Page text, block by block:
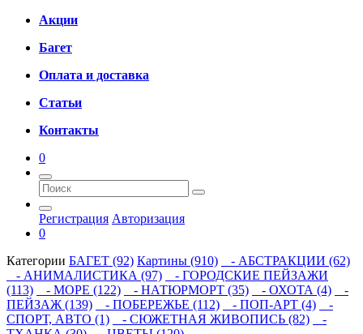
Акции
Багет
Оплата и доставка
Статьи
Контакты
0
Регистрация Авторизация
0
Категории БАГЕТ (92) Картины (910)
- АБСТРАКЦИИ (62)
- АНИМАЛИСТИКА (97)
- ГОРОДСКИЕ ПЕЙЗАЖИ
(113)
- МОРЕ (122) - НАТЮРМОРТ (35) - ОХОТА (4)
-
ПЕЙЗАЖ (139)
- ПОБЕРЕЖЬЕ (112) - ПОП-АРТ (4)
-
СПОРТ, АВТО (1)
- СЮЖЕТНАЯ ЖИВОПИСЬ (82)
-